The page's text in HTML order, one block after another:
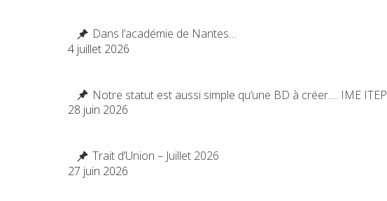
Dans l’académie de Nantes…
4 juillet 2026
Notre statut est aussi simple qu’une BD à créer…. IME ITEP
28 juin 2026
Trait d’Union – Juillet 2026
27 juin 2026